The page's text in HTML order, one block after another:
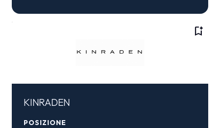
bookmark_add
KINRADEN
POSIZIONE